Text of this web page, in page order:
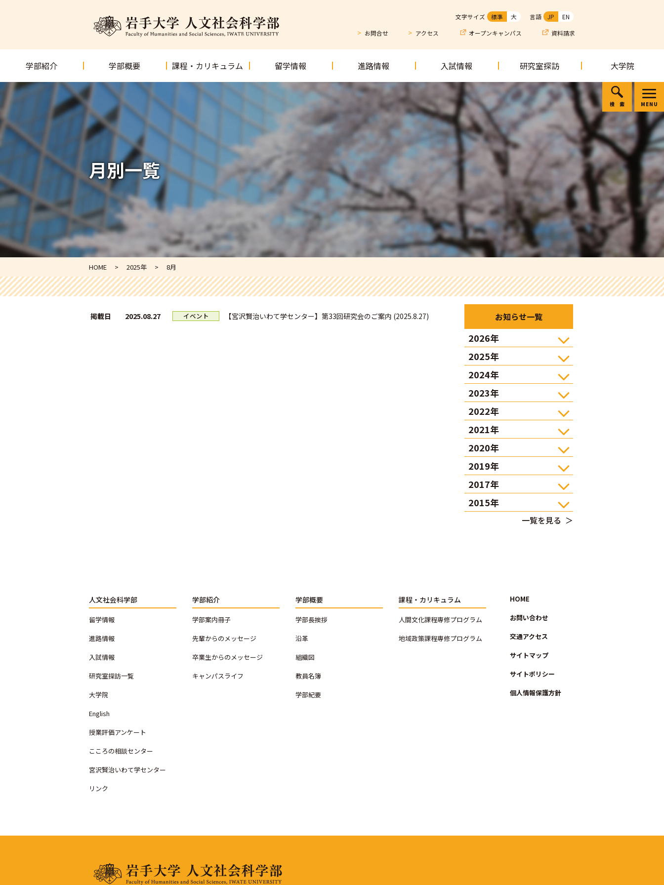
文字サイズ 標準 大 言語 JP
EN
お問合せ
アクセス オープンキャンパス 資料請求
学部紹介 学部概要 課程・カリキュラム 留学情報 進路情報 入試情報 研究室探訪 大学院
検索 MENU
月別一覧
HOME 2025年 8月
掲載日 2025.08.27 イベント 【宮沢賢治いわて学センター】第33回研究会のご案内 (2025.8.27) お知らせ一覧
2026年
2025年
2024年
2023年
2022年
2021年
2020年
2019年
2017年
2015年
一覧を見る
人文社会科学部
留学情報
進路情報
入試情報
研究室探訪一覧
大学院
English
授業評価アンケート
こころの相談センター
宮沢賢治いわて学センター
リンク
学部紹介
学部案内冊子
先輩からのメッセージ
卒業生からのメッセージ
キャンパスライフ
学部概要
学部長挨拶
沿革
組織図
教員名簿
学部紀要
課程・カリキュラム
人間文化課程専修プログラム
地域政策課程専修プログラム
HOME
お問い合わせ
交通アクセス
サイトマップ
サイトポリシー
個人情報保護方針